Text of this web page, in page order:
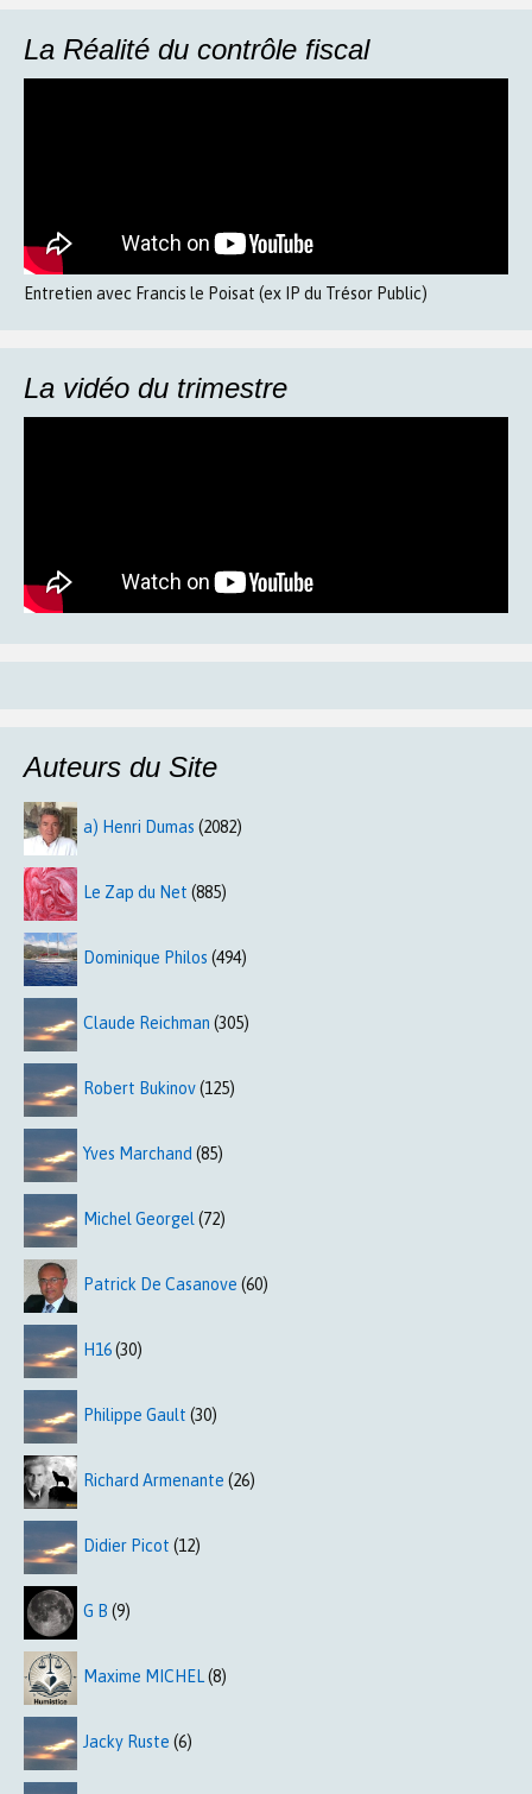
La Réalité du contrôle fiscal
Entretien avec Francis le Poisat (ex IP du Trésor Public)
La vidéo du trimestre
Auteurs du Site
a) Henri Dumas (2082)
Le Zap du Net (885)
Dominique Philos (494)
Claude Reichman (305)
Robert Bukinov(125)
Yves Marchand (85)
Michel Georgel (72)
Patrick De Casanove (60)
H16(30)
Philippe Gault (30)
Richard Armenante (26)
Didier Picot (12)
G B (9)
Maxime MICHEL(8)
Jacky Ruste (6)